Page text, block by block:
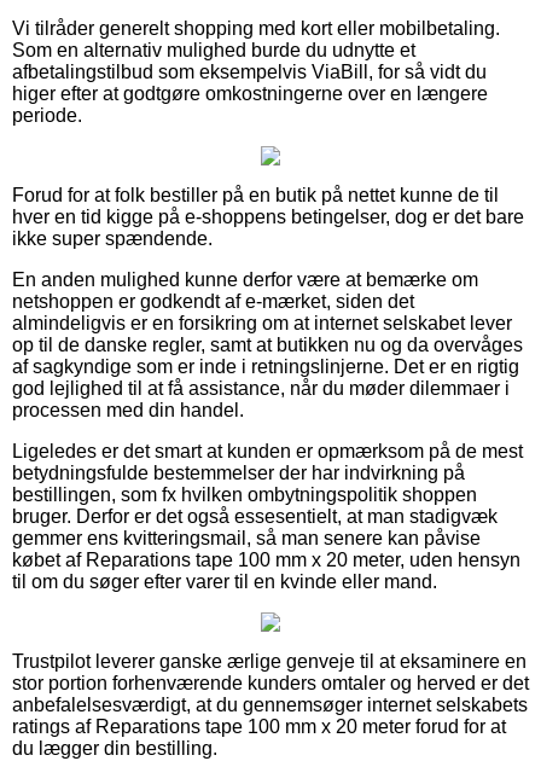
Vi tilråder generelt shopping med kort eller mobilbetaling.
Som en alternativ mulighed burde du udnytte et
afbetalingstilbud som eksempelvis ViaBill, for så vidt du
higer efter at godtgøre omkostningerne over en længere
periode.
Forud for at folk bestiller på en butik på nettet kunne de til
hver en tid kigge på e-shoppens betingelser, dog er det bare
ikke super spændende.
En anden mulighed kunne derfor være at bemærke om
netshoppen er godkendt af e-mærket, siden det
almindeligvis er en forsikring om at internet selskabet lever
op til de danske regler, samt at butikken nu og da overvåges
af sagkyndige som er inde i retningslinjerne. Det er en rigtig
god lejlighed til at få assistance, når du møder dilemmaer i
processen med din handel.
Ligeledes er det smart at kunden er opmærksom på de mest
betydningsfulde bestemmelser der har indvirkning på
bestillingen, som fx hvilken ombytningspolitik shoppen
bruger. Derfor er det også essesentielt, at man stadigvæk
gemmer ens kvitteringsmail, så man senere kan påvise
købet af Reparations tape 100 mm x 20 meter, uden hensyn
til om du søger efter varer til en kvinde eller mand.
Trustpilot leverer ganske ærlige genveje til at eksaminere en
stor portion forhenværende kunders omtaler og herved er det
anbefalelsesværdigt, at du gennemsøger internet selskabets
ratings af Reparations tape 100 mm x 20 meter forud for at
du lægger din bestilling.